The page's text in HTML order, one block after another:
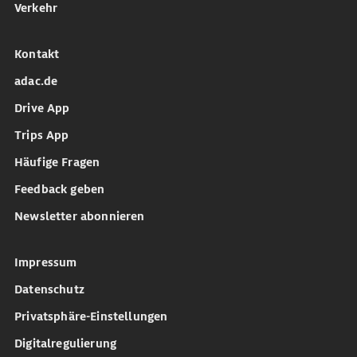
Verkehr
Kontakt
adac.de
Drive App
Trips App
Häufige Fragen
Feedback geben
Newsletter abonnieren
Impressum
Datenschutz
Privatsphäre-Einstellungen
Digitalregulierung